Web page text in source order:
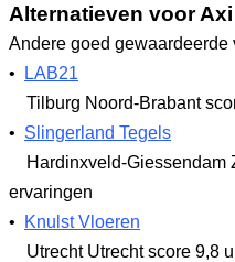
Alternatieven voor
Andere goed
•
LAB21
Tilburg Noord-Brabant
• Slingerland Tegels
Hardinxveld-Giessendam
ervaringen
•
Knulst Vloeren
Utrecht Utrechtscore 9,8